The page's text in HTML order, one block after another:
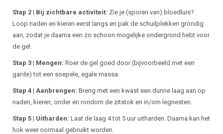
Stap 2 | Bij zichtbare activiteit: Zie je (sporen van) bloedluis?
Loop naden en kieren eerst langs en pak de schuilplekken grondig
aan, zodat je daarna een zo schoon mogelijke ondergrond hebt voor
de gel.
Stap 3 | Mengen: Roer de gel goed door (bijvoorbeeld met een
garde) tot een soepele, egale massa.
Stap 4 | Aanbrengen: Breng met een kwast een dunne laag aan op
naden, kieren, onder en rondom de zitstok en in/om legnesten.
Stap 5 | Uitharden: Laat de laag 4 tot 5 uur uitharden. Daarna kan het
hok weer normaal gebruikt worden.